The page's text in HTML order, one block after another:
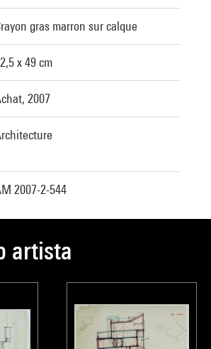
gras marron sur calque
x 49 cm
2007
2007-2-544
artista